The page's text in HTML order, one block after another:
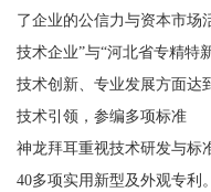
了企业的公信力与资本市场
技术企业”与“河北省专精特
技术创新、专业发展方面达
技术引领，参编多项标准
神龙拜耳重视技术研发与标
40多项实用新型及外观专利